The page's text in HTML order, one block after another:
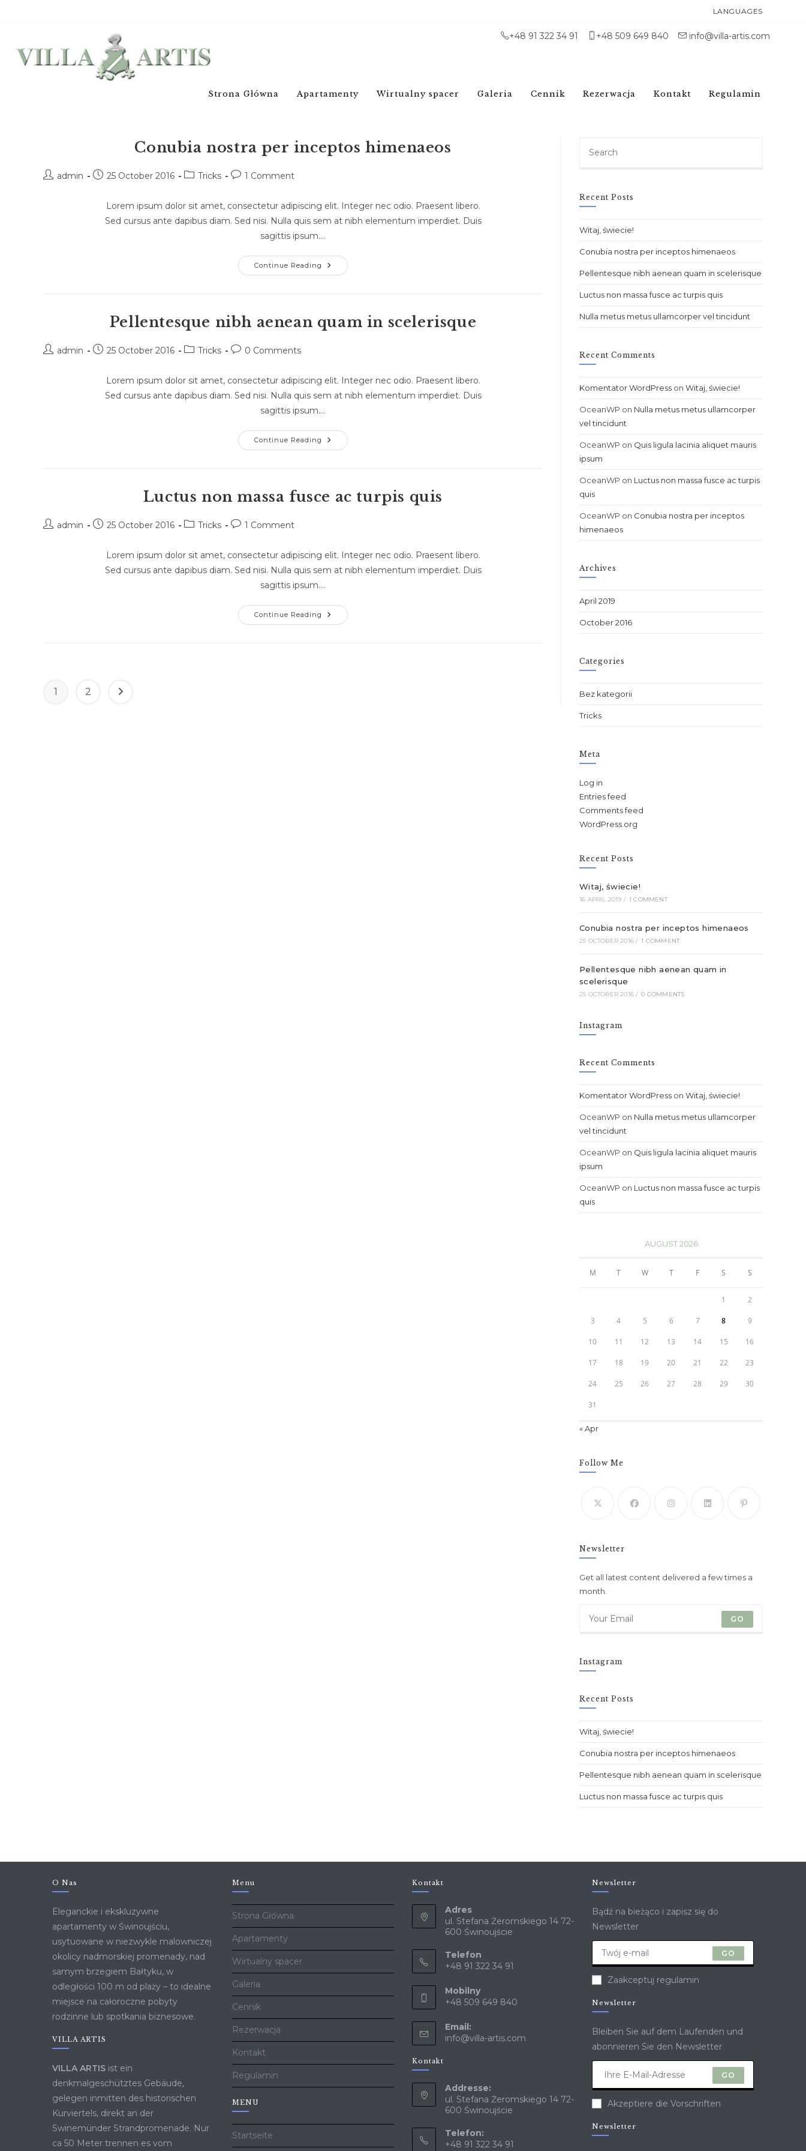
LANGUAGES
+48 91 322 34 91 +48 509 649 840 info@villa-artis.com
Strona Główna Apartamenty Wirtualny spacer Galeria Cennik Rezerwacja Kontakt Regulamin
Conubia nostra per inceptos himenaeos
admin 25 October 2016 Tricks 1 Comment
Lorem ipsum dolor sit amet, consectetur adipiscing elit. Integer nec odio. Praesent libero.
Sed cursus ante dapibus diam. Sed nisi. Nulla quis sem at nibh elementum imperdiet. Duis
sagittis ipsum.…
Continue Reading
Pellentesque nibh aenean quam in scelerisque
admin 25 October 2016 Tricks 0 Comments
Lorem ipsum dolor sit amet, consectetur adipiscing elit. Integer nec odio. Praesent libero.
Sed cursus ante dapibus diam. Sed nisi. Nulla quis sem at nibh elementum imperdiet. Duis
sagittis ipsum.…
Continue Reading
Luctus non massa fusce ac turpis quis
admin 25 October 2016 Tricks 1 Comment
Lorem ipsum dolor sit amet, consectetur adipiscing elit. Integer nec odio. Praesent libero.
Sed cursus ante dapibus diam. Sed nisi. Nulla quis sem at nibh elementum imperdiet. Duis
sagittis ipsum.…
Continue Reading
1 2
Recent Posts
Witaj, świecie!
Conubia nostra per inceptos himenaeos
Pellentesque nibh aenean quam in scelerisque
Luctus non massa fusce ac turpis quis
Nulla metus metus ullamcorper vel tincidunt
Recent Comments
Komentator WordPress on Witaj, świecie!
OceanWP on Nulla metus metus ullamcorper
vel tincidunt
OceanWP on Quis ligula lacinia aliquet mauris
ipsum
OceanWP on Luctus non massa fusce ac turpis
quis
OceanWP on Conubia nostra per inceptos
himenaeos
Archives
April 2019
October 2016
Categories
Bez kategorii
Tricks
Meta
Log in
Entries feed
Comments feed
WordPress.org
Recent Posts
Witaj, świecie!
16 APRIL 2019 / 1 COMMENT
Conubia nostra per inceptos himenaeos
25 OCTOBER 2016 / 1 COMMENT
Pellentesque nibh aenean quam in
scelerisque
25 OCTOBER 2016 / 0 COMMENTS
Instagram
Recent Comments
Komentator WordPress on Witaj, świecie!
OceanWP on Nulla metus metus ullamcorper
vel tincidunt
OceanWP on Quis ligula lacinia aliquet mauris
ipsum
OceanWP on Luctus non massa fusce ac turpis
quis
AUGUST 2026
M T W T F S S
1 2
3 4 5 6 7 8 9
10 11 12 13 14 15 16
17 18 19 20 21 22 23
24 25 26 27 28 29 30
31
« Apr
Follow Me
Newsletter
Get all latest content delivered a few times a
month.
GO
Instagram
Recent Posts
Witaj, świecie!
Conubia nostra per inceptos himenaeos
Pellentesque nibh aenean quam in scelerisque
Luctus non massa fusce ac turpis quis
O Nas
Eleganckie i ekskluzywne
apartamenty w Świnoujściu,
usytuowane w niezwykle malowniczej
okolicy nadmorskiej promenady, nad
samym brzegiem Bałtyku, w
odległości 100 m od plaży – to idealne
miejsce na całoroczne pobyty
rodzinne lub spotkania biznesowe.
VILLA ARTIS
VILLA ARTIS ist ein
denkmalgeschütztes Gebäude,
gelegen inmitten des historischen
Kurviertels, direkt an der
Swinemünder Strandpromenade. Nur
ca 50 Meter trennen es vom
Menu
Strona Główna
Apartamenty
Wirtualny spacer
Galeria
Cennik
Rezerwacja
Kontakt
Regulamin
MENU
Startseite
Kontakt
Adres
ul. Stefana Żeromskiego 14 72-
600 Świnoujście
Telefon
+48 91 322 34 91
Mobilny
+48 509 649 840
Email:
info@villa-artis.com
Kontakt
Addresse:
ul. Stefana Żeromskiego 14 72-
600 Świnoujście
Telefon:
+48 91 322 34 91
Newsletter
Bądź na bieżąco i zapisz się do
Newsletter
GO
Zaakceptuj regulamin
Newsletter
Bleiben Sie auf dem Laufenden und
abonnieren Sie den Newsletter
GO
Akzeptiere die Vorschriften
Newsletter